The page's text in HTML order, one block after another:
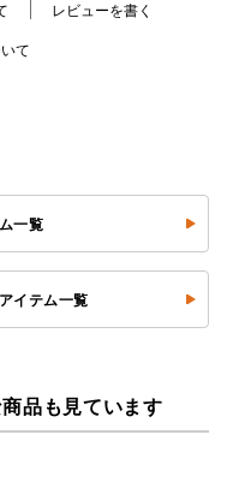
レビューを書く
て
一覧
イテム一覧
品も見ています